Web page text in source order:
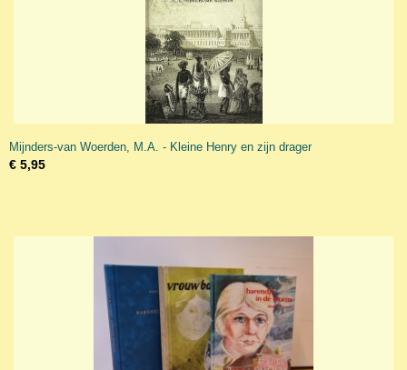
Mijnders-van Woerden, M.A. - Kleine Henry en zijn drager
€ 5,95